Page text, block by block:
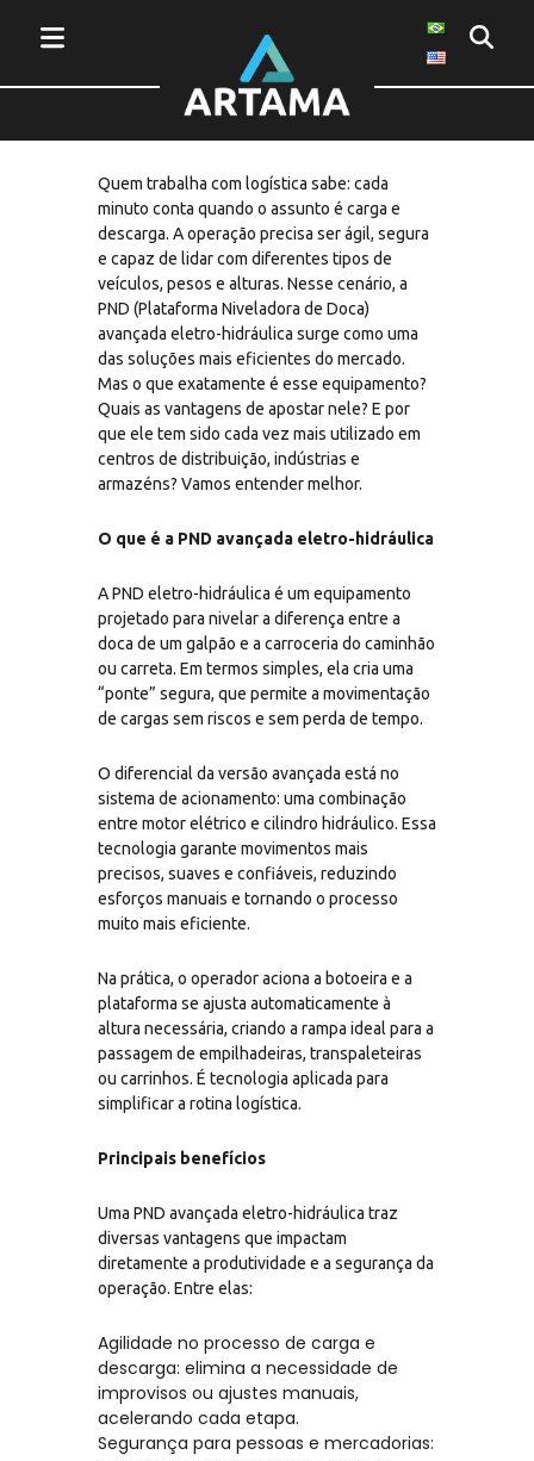
Entenda mais sobre PND avançada
Quem trabalha com logística sabe: cada
minuto conta quando o assunto é carga e
descarga. A operação precisa ser ágil, segura
e capaz de lidar com diferentes tipos de
veículos, pesos e alturas. Nesse cenário, a
PND (Plataforma Niveladora de Doca)
avançada eletro-hidráulica surge como uma
das soluções mais eficientes do mercado.
Mas o que exatamente é esse equipamento?
Quais as vantagens de apostar nele? E por
que ele tem sido cada vez mais utilizado em
centros de distribuição, indústrias e
armazéns? Vamos entender melhor.
O que é a PND avançada eletro-hidráulica
A PND eletro-hidráulica é um equipamento
projetado para nivelar a diferença entre a
doca de um galpão e a carroceria do caminhão
ou carreta. Em termos simples, ela cria uma
“ponte” segura, que permite a movimentação
de cargas sem riscos e sem perda de tempo.
O diferencial da versão avançada está no
sistema de acionamento: uma combinação
entre motor elétrico e cilindro hidráulico. Essa
tecnologia garante movimentos mais
precisos, suaves e confiáveis, reduzindo
esforços manuais e tornando o processo
muito mais eficiente.
Na prática, o operador aciona a botoeira e a
plataforma se ajusta automaticamente à
altura necessária, criando a rampa ideal para a
passagem de empilhadeiras, transpaleteiras
ou carrinhos. É tecnologia aplicada para
simplificar a rotina logística.
Principais benefícios
Uma PND avançada eletro-hidráulica traz
diversas vantagens que impactam
diretamente a produtividade e a segurança da
operação. Entre elas:
Agilidade no processo de carga e
descarga: elimina a necessidade de
improvisos ou ajustes manuais,
acelerando cada etapa.
Segurança para pessoas e mercadorias: